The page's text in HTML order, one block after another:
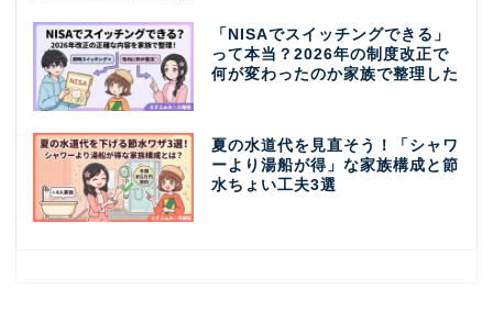
「NISAでスイッチングできる」
って本当？2026年の制度改正で
何が変わったのか家族で整理した
夏の水道代を見直そう！「シャワ
ーより湯船が得」な家族構成と節
水ちょい工夫3選